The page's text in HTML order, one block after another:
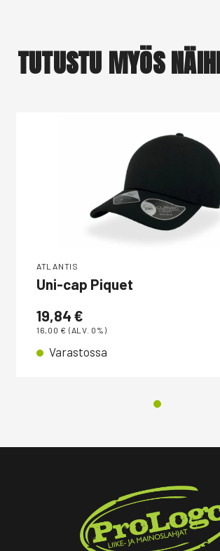
TUTUSTU MYÖS
ATLANTIS
Uni-cap Piquet
19,84 €
16,00 € (ALV. 0%)
Varastossa